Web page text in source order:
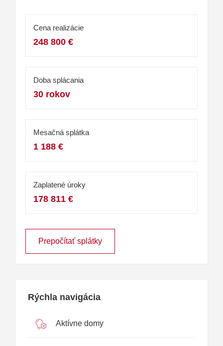
Cena realizácie
248 800 €
Doba splácania
30 rokov
Mesačná splátka
1 188 €
Zaplatené úroky
178 811 €
Prepočítať splátky
Rýchla navigácia
Aktívne domy